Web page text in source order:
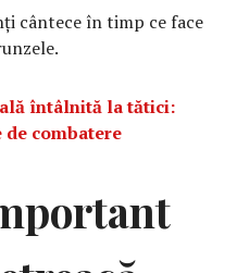
cântece în timp ce face
întâlnită la tătici:
de combatere